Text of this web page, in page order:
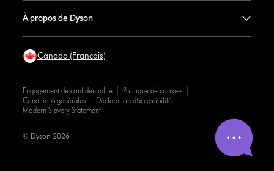
À propos de Dyson
Canada (Francais)
Engagement de confidentialité
Politique de cookies
Conditions générales
Déclaration d’accessibilité
Modern Slavery Statement
© Dyson 2026